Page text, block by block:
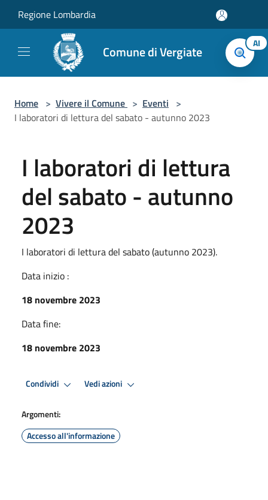
Regione Lombardia
Comune di Vergiate AI
Home > Vivere il Comune > Eventi >
I laboratori di lettura del sabato - autunno 2023
I laboratori di lettura
del sabato - autunno
2023
I laboratori di lettura del sabato (autunno 2023).
Data inizio :
18 novembre 2023
Data fine:
18 novembre 2023
Condividi Vedi azioni
Argomenti:
Accesso all'informazione